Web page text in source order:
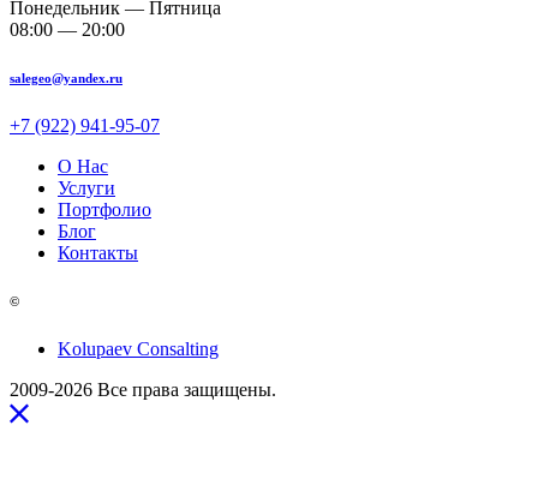
Понедельник — Пятница
08:00 — 20:00
salegeo@yandex.ru
+7 (922) 941-95-07
О Нас
Услуги
Портфолио
Блог
Контакты
©
Kolupaev Consalting
2009-2026 Все права защищены.